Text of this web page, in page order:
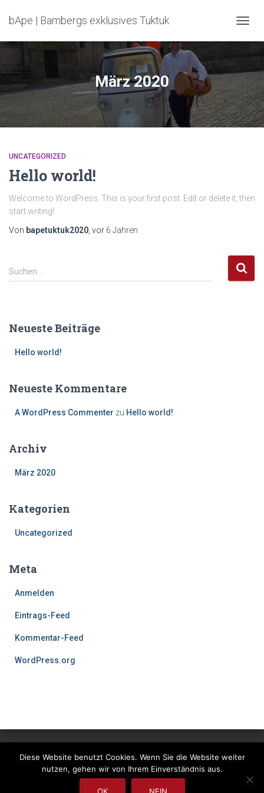
bApe | Bambergs exklusives Tuktuk
März 2020
UNCATEGORIZED
Hello world!
Welcome to WordPress. This is your first post. Edit or delete it, then
start writing!
Von bapetuktuk2020 , vor 6 Jahren
S
u
n
h
Suchen …
Neueste Beiträge
Hello world!
Neueste Kommentare
A WordPress Commenter zu Hello world!
Archiv
März 2020
Kategorien
Uncategorized
Meta
Anmelden
Eintrags-Feed
Kommentar-Feed
WordPress.org
IMPRESSUM DATENSCHUTZERKLÄRUNG
Hestia | Entwickelt vonThemeIsle
Diese Website benutzt Cookies. Wenn Sie die Website weiter
nutzen, gehen wir von Ihrem Einverständnis aus.